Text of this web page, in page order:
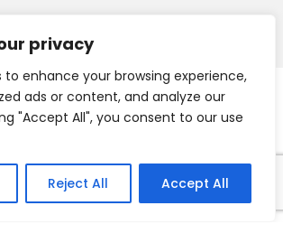
privacy
to enhance your browsing experience,
ads or content, and analyze our
"Accept All", you consent to our use
Reject All Accept All
2021 HV-A, All Right Reserved